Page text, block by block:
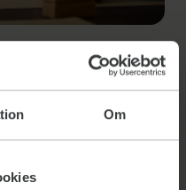
Om
tillsammans med